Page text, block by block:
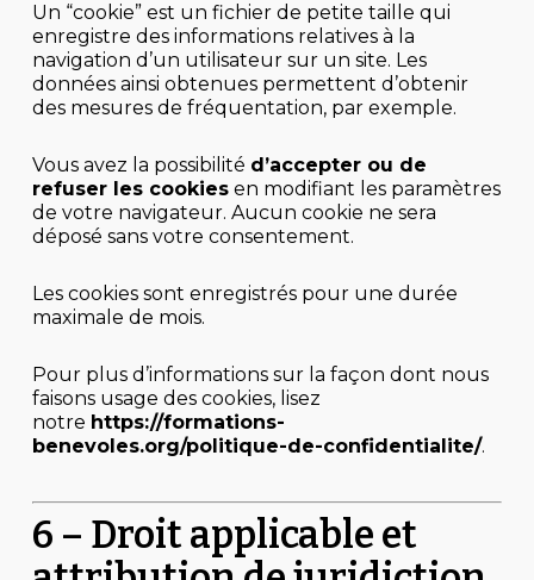
Un “cookie” est un fichier de petite taille qui
enregistre des informations relatives à la
navigation d’un utilisateur sur un site. Les
données ainsi obtenues permettent d’obtenir
des mesures de fréquentation, par exemple.
Vous avez la possibilité d’accepter ou de
refuser les cookiesen modifiant les paramètres
de votre navigateur. Aucun cookie ne sera
déposé sans votre consentement.
Les cookies sont enregistrés pour une durée
maximale de mois.
Pour plus d’informations sur la façon dont nous
faisons usage des cookies, lisez
notre https://formations-
benevoles.org/politique-de-confidentialite/.
6 – Droit applicable et